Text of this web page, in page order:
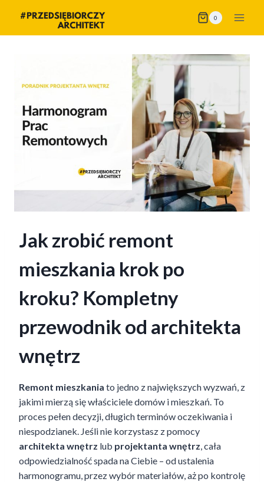
treści
0
Jak zrobić remont
mieszkania krok po
kroku? Kompletny
przewodnik od architekta
wnętrz
Remont mieszkania to jedno z największych wyzwań, z
jakimi mierzą się właściciele domów i mieszkań. To
proces pełen decyzji, długich terminów oczekiwania i
niespodzianek. Jeśli nie korzystasz z pomocy
architekta wnętrz lub projektanta wnętrz, cała
odpowiedzialność spada na Ciebie – od ustalenia
harmonogramu, przez wybór materiałów, aż po kontrolę